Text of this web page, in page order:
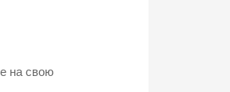
на свою